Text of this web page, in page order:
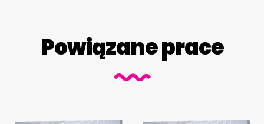
Powiązane prace